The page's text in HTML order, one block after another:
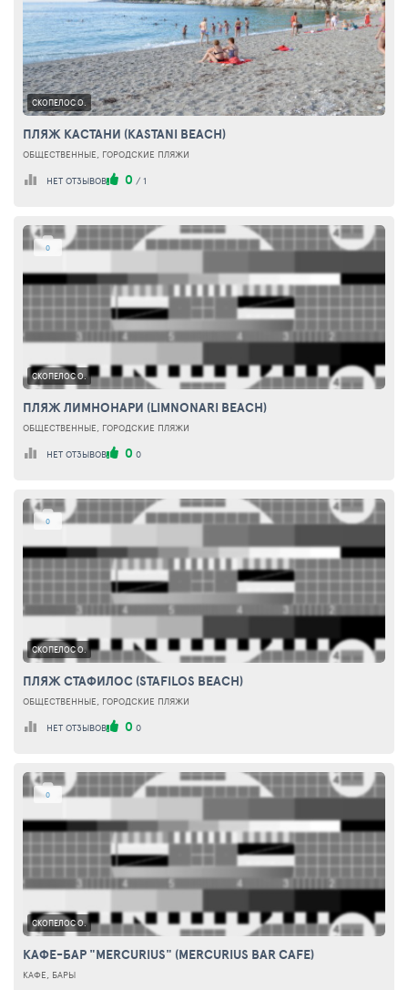
СКОПЕЛОС О.
ПЛЯЖ КАСТАНИ (KASTANI BEACH)
ОБЩЕСТВЕННЫЕ, ГОРОДСКИЕ ПЛЯЖИ
НЕТ ОТЗЫВОВ 0 / 1
0
СКОПЕЛОС О.
ПЛЯЖ ЛИМНОНАРИ (LIMNONARI BEACH)
ОБЩЕСТВЕННЫЕ, ГОРОДСКИЕ ПЛЯЖИ
НЕТ ОТЗЫВОВ 0 0
0
СКОПЕЛОС О.
ПЛЯЖ СТАФИЛОС (STAFILOS BEACH)
ОБЩЕСТВЕННЫЕ, ГОРОДСКИЕ ПЛЯЖИ
НЕТ ОТЗЫВОВ 0 0
0
СКОПЕЛОС О.
КАФЕ-БАР "MERCURIUS" (MERCURIUS BAR CAFE)
КАФЕ, БАРЫ